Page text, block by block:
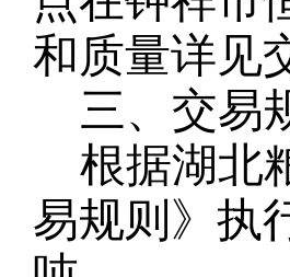
和质量详见
三、交易
根据湖北
易规则》执